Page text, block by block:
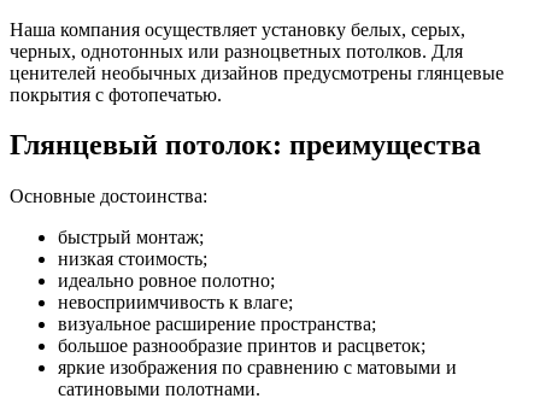
Наша компания осуществляет установку белых, серых,
черных, однотонных или разноцветных потолков. Для
ценителей необычных дизайнов предусмотрены глянцевые
покрытия с фотопечатью.
Глянцевый потолок: преимущества
Основные достоинства:
быстрый монтаж;
низкая стоимость;
идеально ровное полотно;
невосприимчивость к влаге;
визуальное расширение пространства;
большое разнообразие принтов и расцветок;
яркие изображения по сравнению с матовыми и
сатиновыми полотнами.